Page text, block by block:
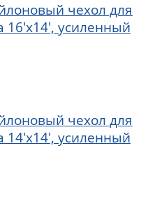
чехол для
16'х14', усиленный
чехол для
14'х14', усиленный